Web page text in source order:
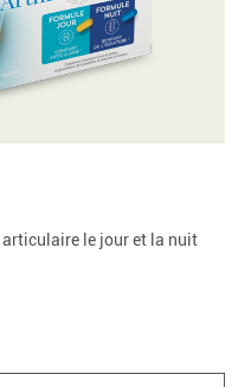
le jour et la nuit